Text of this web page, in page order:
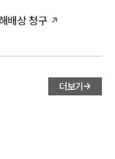
배상 청구
더보기